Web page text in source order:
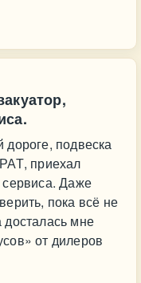
дороге, подвеска
приехал
сервиса. Даже
пока всё не
досталась мне
от дилеров